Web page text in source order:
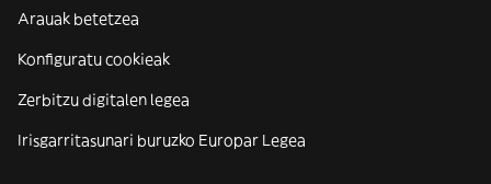
Arauak betetzea
Konfiguratu cookieak
Zerbitzu digitalen legea
Irisgarritasunari buruzko Europar Legea